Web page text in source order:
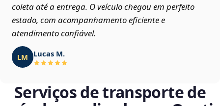
coleta até a entrega. O veículo chegou em perfeito
estado, com acompanhamento eficiente e
atendimento confiável.
LM Lucas M.
Serviços de transporte de